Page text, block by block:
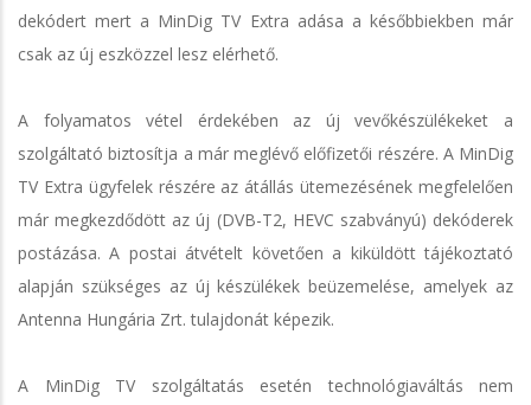
dekódert mert a MinDig TV Extra adása a későbbiekben már
csak az új eszközzel lesz elérhető.
A folyamatos vétel érdekében az új vevőkészülékeket a
szolgáltató biztosítja a már meglévő előfizetői részére. A MinDig
TV Extra ügyfelek részére az átállás ütemezésének megfelelően
már megkezdődött az új (DVB-T2, HEVC szabványú) dekóderek
postázása. A postai átvételt követően a kiküldött tájékoztató
alapján szükséges az új készülékek beüzemelése, amelyek az
Antenna Hungária Zrt. tulajdonát képezik.
A MinDig TV szolgáltatás esetén technológiaváltás nem